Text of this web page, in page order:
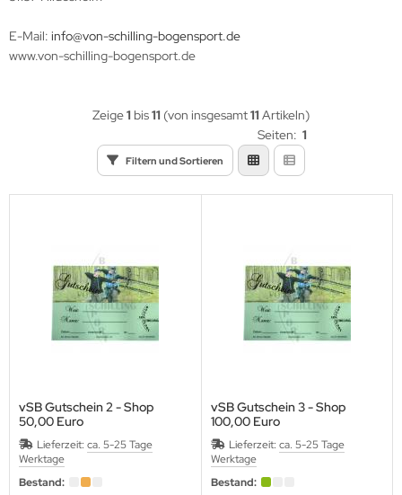
E-Mail: info@von-schilling-bogensport.de
www.von-schilling-bogensport.de
Filtern und Sortieren
Zeige1 bis11 (von insgesamt11 Artikeln)
Seiten: 1
vSB Gutschein 2 - Shop
50,00 Euro
Nr.
Lieferzeit: ca. 5-25 Tage
Werktage
Bestand:
vSB Gutschein 3 - Shop
100,00 Euro
Nr.
Lieferzeit: ca. 5-25 Tage
Werktage
Bestand: